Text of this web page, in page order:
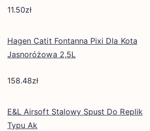
11.50zł
Hagen Catit Fontanna Pixi Dla Kota
Jasnoróżowa 2,5L
158.48zł
E&L Airsoft Stalowy Spust Do Replik
Typu Ak